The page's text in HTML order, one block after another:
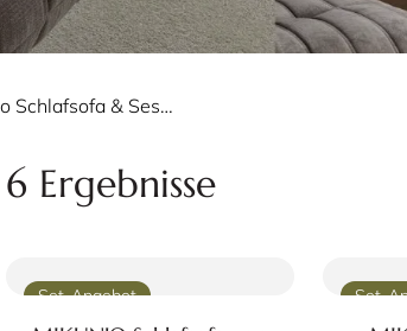
Mikunjo Schlafsofa & Sessel
6 Ergebnisse
Set-Angebot Set-